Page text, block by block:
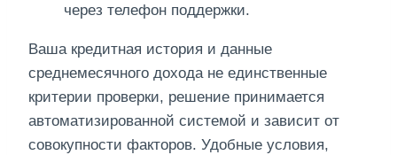
через телефон поддержки.
Ваша кредитная история и данные
среднемесячного дохода не единственные
критерии проверки, решение принимается
автоматизированной системой и зависит от
совокупности факторов. Удобные условия,